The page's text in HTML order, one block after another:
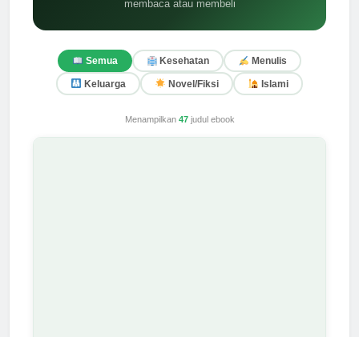
membaca atau membeli
Semua Kesehatan Menulis
Keluarga Novel/Fiksi Islami
Menampilkan 47judul ebook